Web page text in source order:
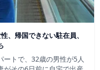
、帰国できない駐在員、
ートで、32歳の男性が5人